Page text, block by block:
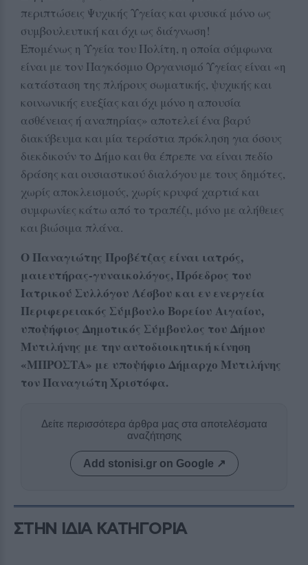
περιπτώσεις Ψυχικής Υγείας και φυσικά μόνο ως
συμβουλευτική και όχι ως διάγνωση!
Επομένως η Υγεία του Πολίτη, η οποία σύμφωνα
είναι με τον Παγκόσμιο Οργανισμό Υγείας είναι «η
κατάσταση της πλήρους σωματικής, ψυχικής και
κοινωνικής ευεξίας και όχι μόνο η απουσία
ασθένειας ή αναπηρίας» αποτελεί ένα βαρύ
διακύβευμα και μία τεράστια πρόκληση για όσους
διεκδικούν το Δήμο και θα έπρεπε να είναι πεδίο
δράσης και ουσιαστικού διαλόγου με τους δημότες,
χωρίς αποκλεισμούς, χωρίς κρυφά χαρτιά και
συμφωνίες κάτω από το τραπέζι, μόνο με αλήθειες
και βιώσιμα πλάνα.
O Παναγιώτης Προβέτζας είναι ιατρός,
μαιευτήρας-γυναικολόγος, Πρόεδρος του
Ιατρικού Συλλόγου Λέσβου και εν ενεργεία
Περιφερειακός Σύμβουλο Βορείου Αιγαίου,
υποψήφιος Δημοτικός Σύμβουλος του Δήμου
Μυτιλήνης με την αυτοδιοικητική κίνηση
«ΜΠΡΟΣΤΑ» με υποψήφιο Δήμαρχο Μυτιλήνης
τον Παναγιώτη Χριστόφα.
Δείτε περισσότερα άρθρα μας στα αποτελέσματα
αναζήτησης
Add stonisi.gr on Google ↗
ΣΤΗΝ ΙΔΙΑ ΚΑΤΗΓΟΡΙΑ